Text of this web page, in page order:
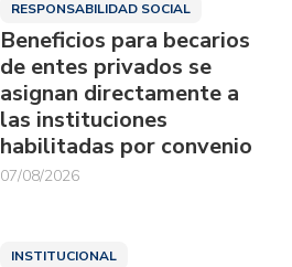
RESPONSABILIDAD SOCIAL
Beneficios para becarios
de entes privados se
asignan directamente a
las instituciones
habilitadas por convenio
07/08/2026
INSTITUCIONAL